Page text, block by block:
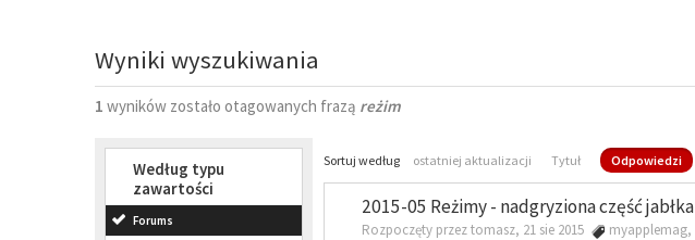
Wyniki wyszukiwania
1 wyników zostało otagowanych frazą reżim
Według typu
zawartości
Forums
Sortuj według ostatniej aktualizacji Tytuł Odpowiedzi
2015-05 Reżimy - nadgryziona część jabłka
Rozpoczęty przez tomasz, 21 sie 2015
myapplemag,